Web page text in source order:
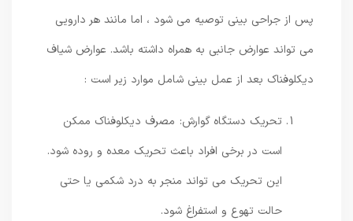
پس از جراحی بینی توصیه می ‌شود ، اما مانند هر دارویی
می ‌تواند عوارض جانبی به همراه داشته باشد. عوارض شیاف
دیکلوفناک بعد از عمل بینی شامل موارد زیر است :
تحریک دستگاه گوارش: مصرف دیکلوفناک ممکن
است در برخی افراد باعث تحریک معده و روده شود.
این تحریک می ‌تواند منجر به درد شکمی یا حتی
حالت تهوع و استفراغ شود.